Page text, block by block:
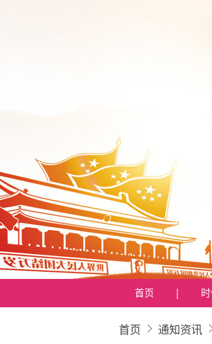
首页 |
首页 通知资讯